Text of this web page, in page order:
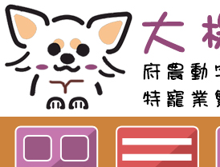
歡迎參觀：高雄市